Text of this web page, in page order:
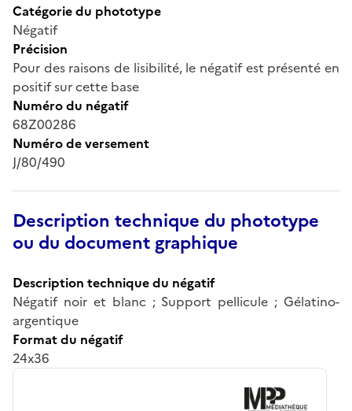
Catégorie du phototype
Négatif
Précision
Pour des raisons de lisibilité, le négatif est présenté en
positif sur cette base
Numéro du négatif
68Z00286
Numéro de versement
J/80/490
Description technique du phototype
ou du document graphique
Description technique du négatif
Négatif noir et blanc ; Support pellicule ; Gélatino-
argentique
Format du négatif
24x36